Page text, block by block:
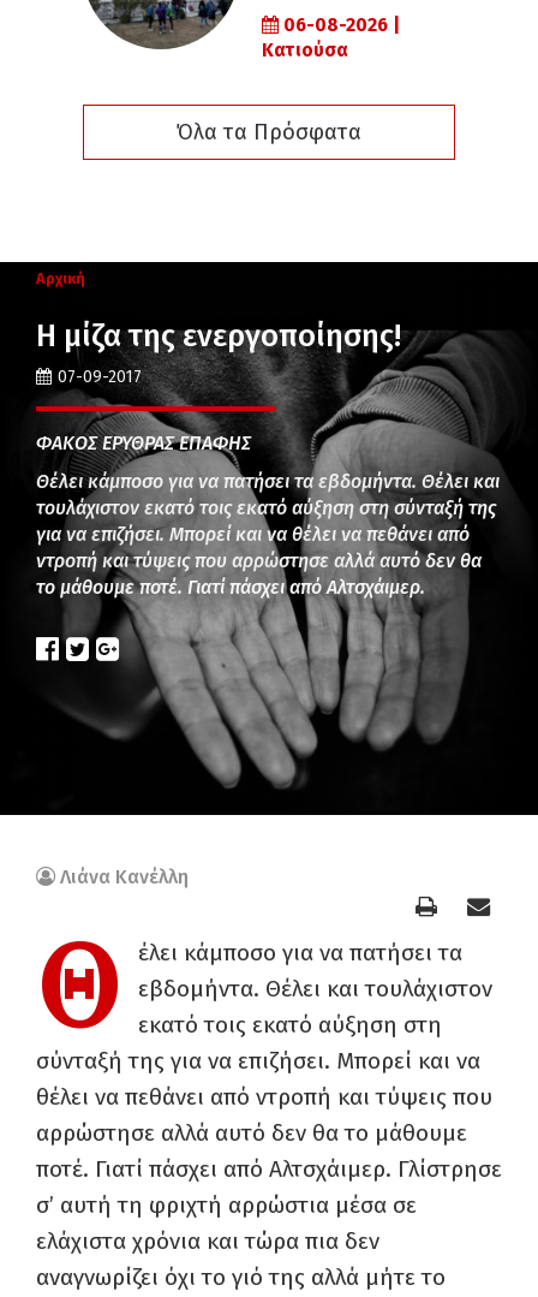
06-08-2026 |
Κατιούσα
Όλα τα Πρόσφατα
Αρχική
Η μίζα της ενεργοποίησης!
07-09-2017
ΦΑΚΟΣ ΕΡΥΘΡΑΣ ΕΠΑΦΗΣ
Θέλει κάμποσο για να πατήσει τα εβδομήντα. Θέλει και
τουλάχιστον εκατό τοις εκατό αύξηση στη σύνταξή της
για να επιζήσει. Μπορεί και να θέλει να πεθάνει από
ντροπή και τύψεις που αρρώστησε αλλά αυτό δεν θα
το μάθουμε ποτέ. Γιατί πάσχει από Αλτσχάιμερ.
Λιάνα Κανέλλη
Θ
έλει κάμποσο για να πατήσει τα
εβδομήντα. Θέλει και τουλάχιστον
εκατό τοις εκατό αύξηση στη
σύνταξή της για να επιζήσει. Μπορεί και να
θέλει να πεθάνει από ντροπή και τύψεις που
αρρώστησε αλλά αυτό δεν θα το μάθουμε
ποτέ. Γιατί πάσχει από Αλτσχάιμερ. Γλίστρησε
σ’ αυτή τη φριχτή αρρώστια μέσα σε
ελάχιστα χρόνια και τώρα πια δεν
αναγνωρίζει όχι το γιό της αλλά μήτε το